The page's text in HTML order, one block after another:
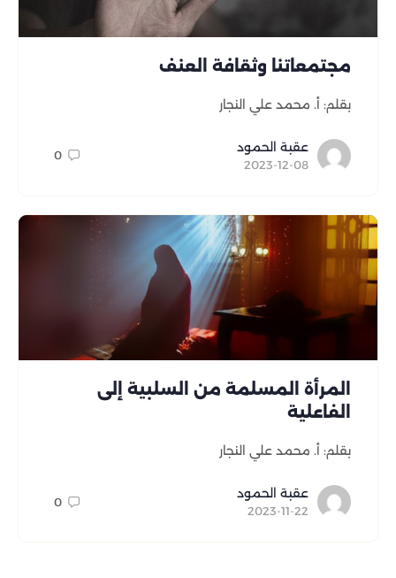
مجتمعاتنا وثقافة العنف
بقلم: أ. محمد علي النجار
عقبة الحمود
2023-12-08
0
المرأة المسلمة من السلبية إلى
الفاعلية
بقلم: أ. محمد علي النجار
عقبة الحمود
2023-11-22
0